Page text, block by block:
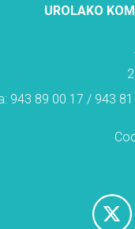
UROLAKO
943 89 00 17 / 943